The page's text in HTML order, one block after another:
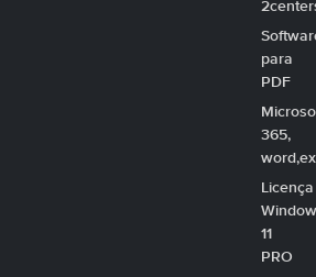
para
PDF
365,
Licença
11
PRO